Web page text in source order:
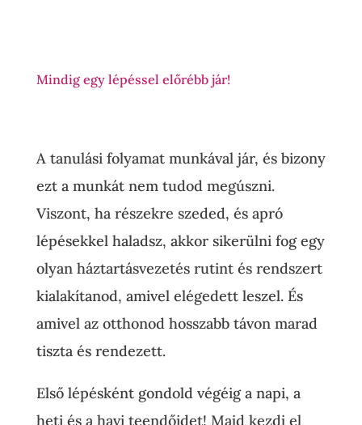
Mindig egy lépéssel előrébb jár!
A tanulási folyamat munkával jár, és bizony
ezt a munkát nem tudod megúszni.
Viszont, ha részekre szeded, és apró
lépésekkel haladsz, akkor sikerülni fog egy
olyan háztartásvezetés rutint és rendszert
kialakítanod, amivel elégedett leszel. És
amivel az otthonod hosszabb távon marad
tiszta és rendezett.
Első lépésként gondold végéig a napi, a
heti és a havi teendőidet! Majd kezdj el